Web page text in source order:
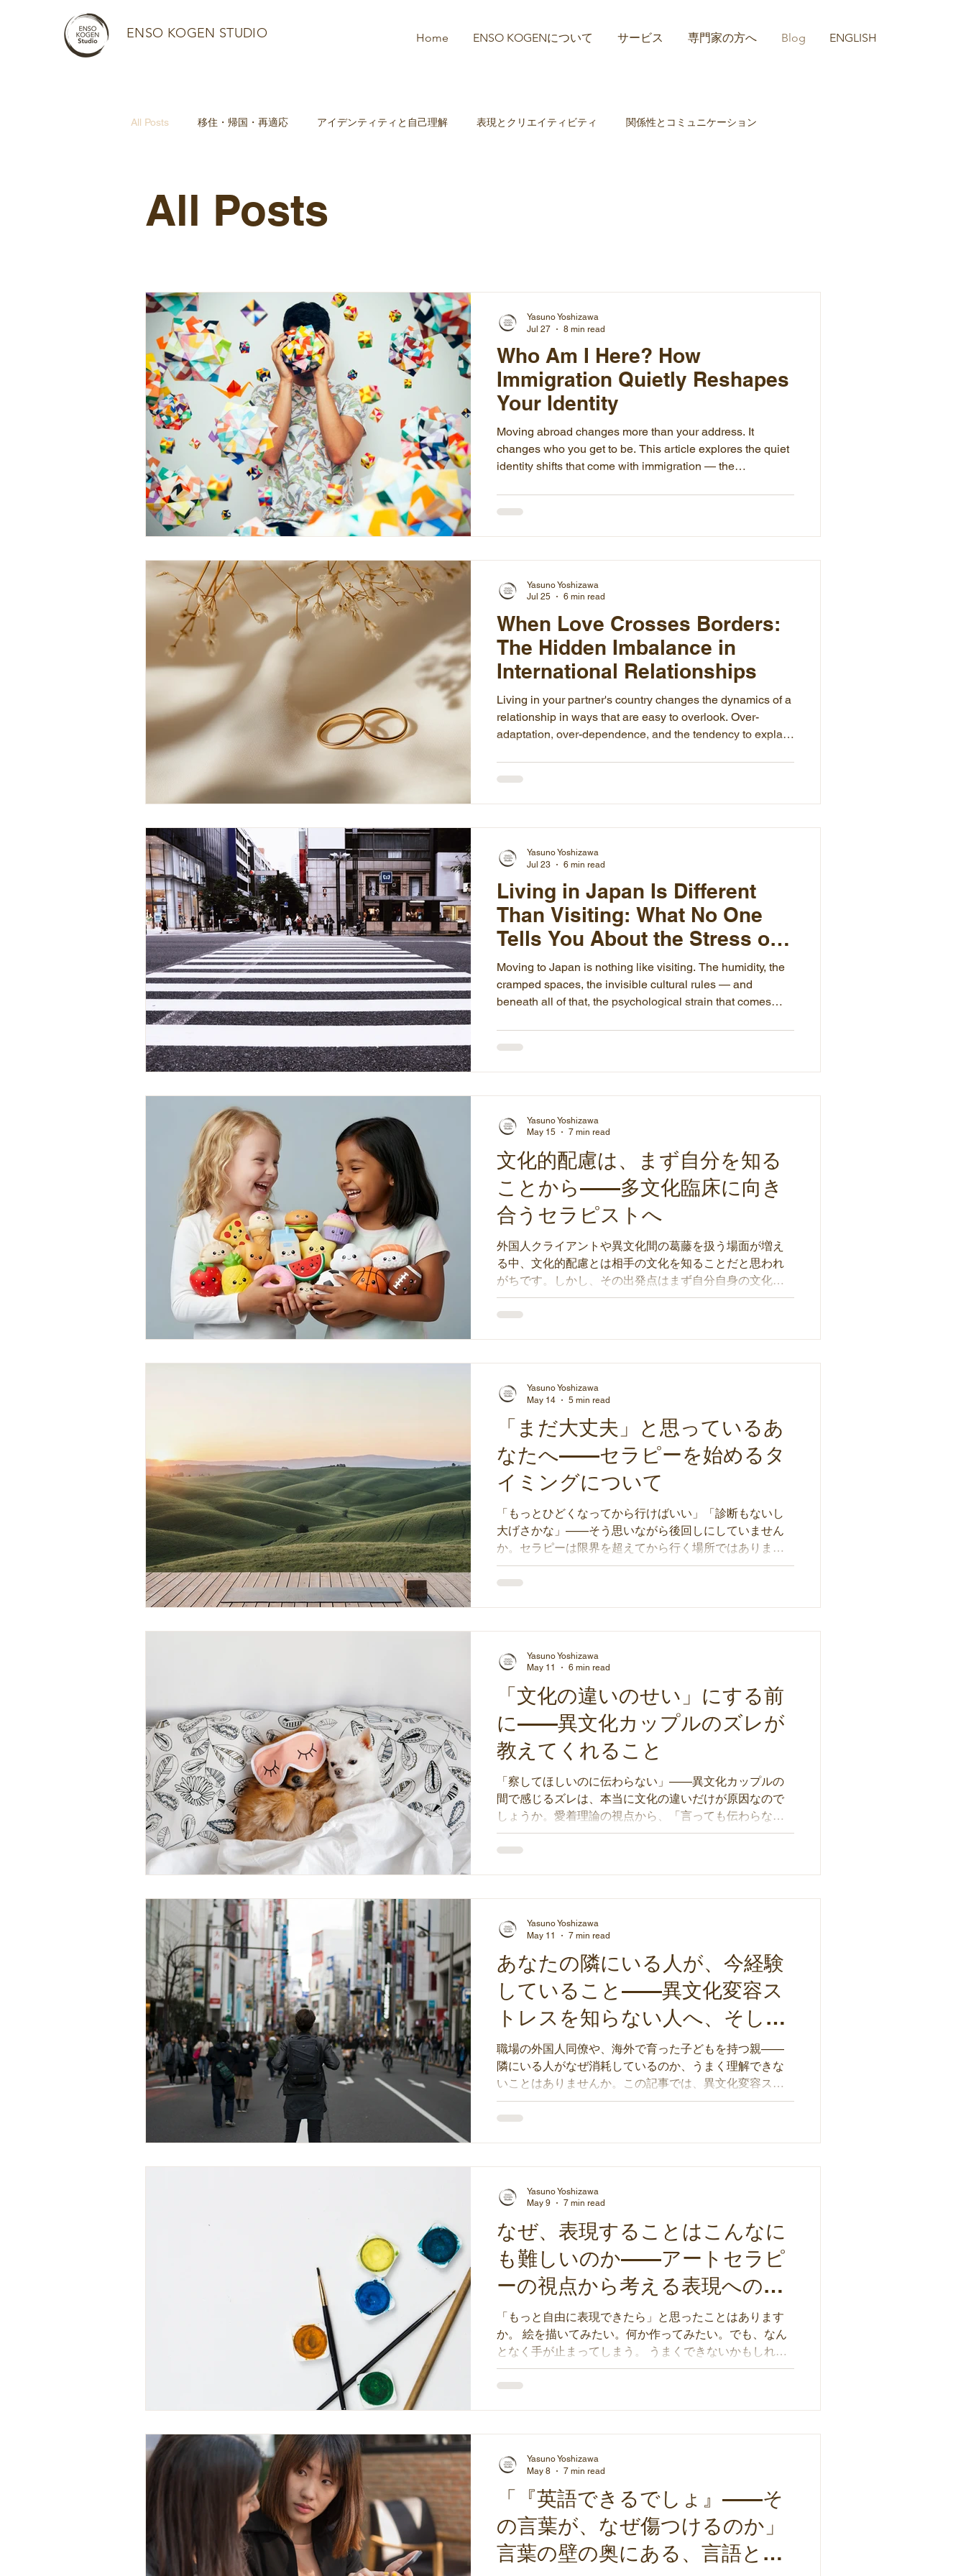
ENSO KOGEN STUDIO Home ENSO KOGENについて サービス 専門家の方へ Blog ENGLISH
All Posts 移住・帰国・再適応 アイデンティティと自己理解 表現とクリエイティビティ 関係性とコミュニケーション
All Posts
Who Am I Here? How
Immigration Quietly Reshapes
Your Identity
Moving abroad changes more than your address. It
changes who you get to be. This article explores the quiet
identity shifts that come with immigration — the
and the particular loneliness of not being fully known.
Written for those living in Japan and navigating these
Yasuno Yoshizawa
Jul 27
8 min read
When Love Crosses Borders:
The Hidden Imbalance in
International Relationships
Living in your partner's country changes the dynamics of a
relationship in ways that are easy to overlook. Over-
adaptation, over-dependence, and the tendency to explain
relationships, and what it takes to face them together.
Yasuno Yoshizawa
Jul 25
6 min read
Living in Japan Is Different
Than Visiting: What No One
Tells You About the Stress of
Actually Being Here
Moving to Japan is nothing like visiting. The humidity, the
cramped spaces, the invisible cultural rules — and
beneath all of that, the psychological strain that comes
Japan, and the deeper personal patterns that living abroad
has a way of bringing to the surface.
Yasuno Yoshizawa
Jul 23
6 min read
文化的配慮は、まず自分を知る
ことから——多文化臨床に向き
合うセラピストへ
外国人クライアントや異文化間の葛藤を扱う場面が増え
る中、文化的配慮とは相手の文化を知ることだと思われ
がちです。しかし、その出発点はまず自分自身の文化的
背景や偏見を知ることにあります。多文化臨床に向き合
うセラピストに向けて、自己リフレクションという視点
Yasuno Yoshizawa
May 15
7 min read
「まだ大丈夫」と思っているあ
なたへ——セラピーを始めるタ
イミングについて
「もっとひどくなってから行けばいい」「診断もないし
大げさかな」——そう思いながら後回しにしていません
か。セラピーは限界を超えてから行く場所ではありませ
ん。うまく説明できないしんどさを感じているあなた
へ、セラピーを始めるタイミングについて考えます。
Yasuno Yoshizawa
May 14
5 min read
「文化の違いのせい」にする前
に——異文化カップルのズレが
教えてくれること
「察してほしいのに伝わらない」——異文化カップルの
間で感じるズレは、本当に文化の違いだけが原因なので
しょうか。愛着理論の視点から、「言っても伝わらな
い」という諦めの根っこを探りながら、パートナーとの
ズレを自分自身を知るための鏡として捉え直します。
Yasuno Yoshizawa
May 11
6 min read
あなたの隣にいる人が、今経験
していること——異文化変容ス
トレスを知らない人へ、そして
知っている人へ
職場の外国人同僚や、海外で育った子どもを持つ親——
隣にいる人がなぜ消耗しているのか、うまく理解できな
いことはありませんか。この記事では、異文化変容スト
レスという学術的に認められた概念を通じて、当事者が
経験していることと、周囲にいる人が知っておきたいこ
Yasuno Yoshizawa
May 11
7 min read
なぜ、表現することはこんなに
も難しいのか——アートセラピ
ーの視点から考える表現へのバ
リア
「もっと自由に表現できたら」と思ったことはあります
か。 絵を描いてみたい。何か作ってみたい。でも、なん
となく手が止まってしまう。 うまくできないかもしれな
い。センスがないかもしれない。人に見せたら恥ずかし
い。 気づけば、そんな声が頭の中に積み重なって、白紙
る。 そんな経験、あなただけではないと思います。 わた
し自身も、アートセラピーを学ぶ大学院生だった頃、
「自由に表現してください」という課題の前で、何度も
手が止まりました。表現することを学ぶ場所にいなが
ら、表現できない自分がいた。その経験が、ずっと心の
中に残っています。 この記事では、なぜ表現することが
こんなにも難しく感じるのか、その理由を一緒に考えて
みたいと思います。 クリエイティビティは、誰の中にも
Yasuno Yoshizawa
May 9
7 min read
「『英語できるでしょ』——そ
の言葉が、なぜ傷つけるのか」
言葉の壁の奥にある、言語とア
Yasuno Yoshizawa
May 8
7 min read